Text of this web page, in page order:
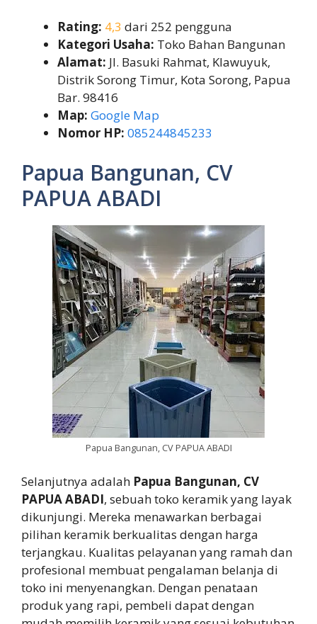
Rating: 4,3 dari 252 pengguna
Kategori Usaha: Toko Bahan Bangunan
Alamat: Jl. Basuki Rahmat, Klawuyuk,
Distrik Sorong Timur, Kota Sorong, Papua
Bar. 98416
Map: Google Map
Nomor HP: 085244845233
Papua Bangunan, CV
PAPUA ABADI
Papua Bangunan, CV PAPUA ABADI
Selanjutnya adalah Papua Bangunan, CV
PAPUA ABADI, sebuah toko keramik yang layak
dikunjungi. Mereka menawarkan berbagai
pilihan keramik berkualitas dengan harga
terjangkau. Kualitas pelayanan yang ramah dan
profesional membuat pengalaman belanja di
toko ini menyenangkan. Dengan penataan
produk yang rapi, pembeli dapat dengan